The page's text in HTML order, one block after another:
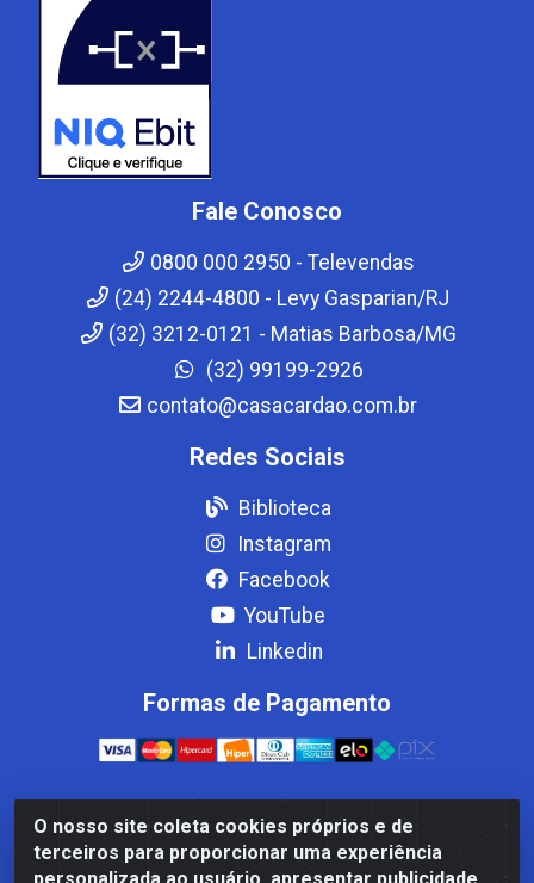
O nosso site coleta cookies próprios e de
terceiros para proporcionar uma experiência
Fale Conosco
0800 000 2950 - Televendas
(24) 2244-4800 - Levy Gasparian/RJ
(32) 3212-0121 - Matias Barbosa/MG
(32) 99199-2926
contato@casacardao.com.br
Redes Sociais
Biblioteca
Instagram
Facebook
YouTube
Linkedin
Formas de Pagamento
Casa Cardão LTDA - Av. Amaral Peixoto, 910 - Afonso
ArinosCom, Levy Gasparian/RJ - CEP 25.875-000 - CNPJ